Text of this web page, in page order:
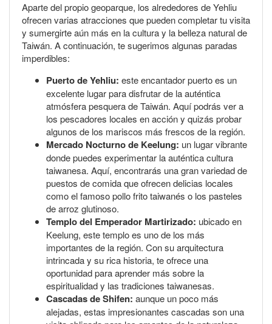
Aparte del propio geoparque, los alrededores de Yehliu
ofrecen varias atracciones que pueden completar tu visita
y sumergirte aún más en la cultura y la belleza natural de
Taiwán. A continuación, te sugerimos algunas paradas
imperdibles:
Puerto de Yehliu: este encantador puerto es un
excelente lugar para disfrutar de la auténtica
atmósfera pesquera de Taiwán. Aquí podrás ver a
los pescadores locales en acción y quizás probar
algunos de los mariscos más frescos de la región.
Mercado Nocturno de Keelung: un lugar vibrante
donde puedes experimentar la auténtica cultura
taiwanesa. Aquí, encontrarás una gran variedad de
puestos de comida que ofrecen delicias locales
como el famoso pollo frito taiwanés o los pasteles
de arroz glutinoso.
Templo del Emperador Martirizado: ubicado en
Keelung, este templo es uno de los más
importantes de la región. Con su arquitectura
intrincada y su rica historia, te ofrece una
oportunidad para aprender más sobre la
espiritualidad y las tradiciones taiwanesas.
Cascadas de Shifen: aunque un poco más
alejadas, estas impresionantes cascadas son una